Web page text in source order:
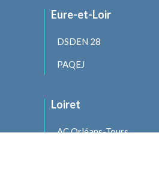
Eure-et-Loir
DSDEN 28
PAQEJ
Loiret
AC Orléans-Tours